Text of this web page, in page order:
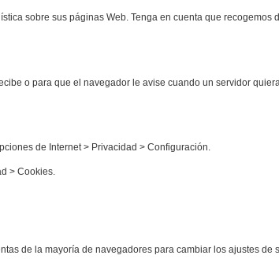
sobre sus páginas Web. Tenga en cuenta que
o para que el navegador le avise cuando un servidor
de Internet > Privacidad > Configuración.
> Cookies.
de la mayoría de navegadores para cambiar los ajustes